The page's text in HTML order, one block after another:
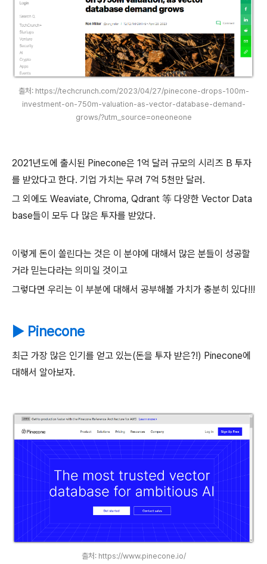
출처: https://techcrunch.com/2023/04/27/pinecone-drops-100m-
investment-on-750m-valuation-as-vector-database-demand-
grows/?utm_source=oneoneone
2021년도에 출시된 Pinecone은 1억 달러 규모의 시리즈 B 투자
를 받았다고 한다. 기업 가치는 무려 7억 5천만 달러.
그 외에도 Weaviate, Chroma, Qdrant 等 다양한 Vector Data
base들이 모두 다 많은 투자를 받았다.
이렇게 돈이 쏠린다는 것은 이 분야에 대해서 많은 분들이 성공할
거라 믿는다라는 의미일 것이고
그렇다면 우리는 이 부분에 대해서 공부해볼 가치가 충분히 있다!!!
▶ Pinecone
최근 가장 많은 인기를 얻고 있는(돈을 투자 받은?!) Pinecone에
대해서 알아보자.
출처: https://www.pinecone.io/